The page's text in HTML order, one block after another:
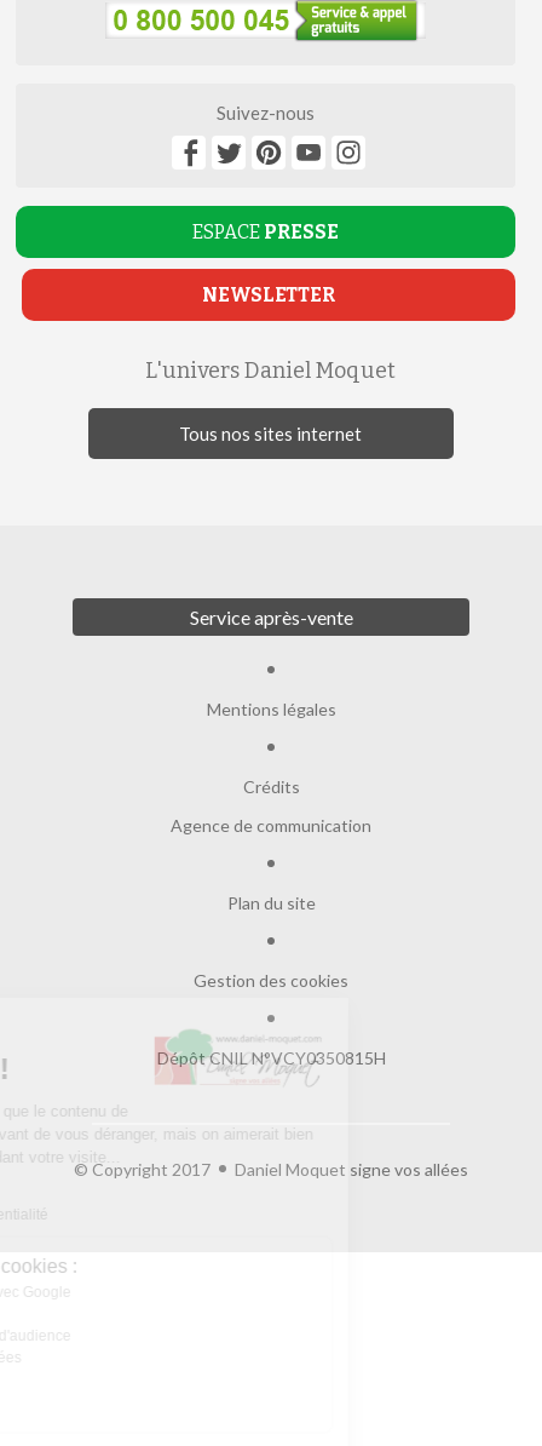
Suivez-nous
ESPACE PRESSE
NEWSLETTER
L'univers Daniel Moquet
Tous nos sites internet
Service après-vente
Mentions légales
Crédits
Agence de communication
Plan du site
Gestion des cookies
Dépôt CNIL N°VCY0350815H
© Copyright 2017 Daniel Moquet signe vos allées
Salut c'est nous...
les Cookies !
On a attendu d'être sûrs que le contenu de
ce site vous intéresse avant de vous déranger, mais on aimerait bien
vous accompagner pendant votre visite...
C'est OK pour vous ?
Lire la politique de confidentialité
À quoi servent ces cookies :
Partage de données avec Google
Statistiques et mesure d'audience